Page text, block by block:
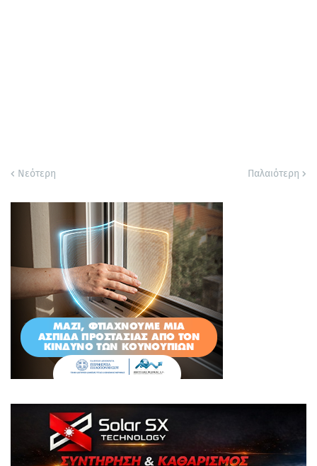
Νεότερη Παλαιότερη